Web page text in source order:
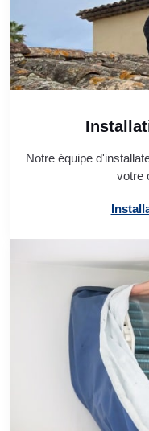
Notre équipe
votre